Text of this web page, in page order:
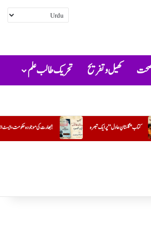
کھیل و تفریح تحریک طالب علم
بھارت کی موجودہ حکومت،ایسٹ انڈیا کمپنی کی راہ پر! تبصرہ